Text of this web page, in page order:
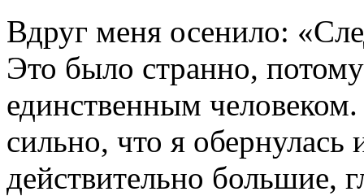
Вдруг меня осенило:
Это было странно,
единственным
сильно, что я
действительно большие,